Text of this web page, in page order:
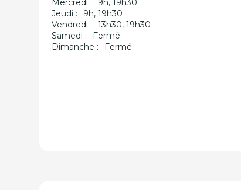
Mercredi :
9h, 19h30
Jeudi :
9h, 19h30
Vendredi :
13h30, 19h30
Samedi :
Fermé
Dimanche :
Fermé